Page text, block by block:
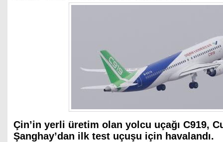
Çin’in yerli üretim olan yolcu uçağı C919,
Şanghay’dan ilk test uçuşu için havalandı.